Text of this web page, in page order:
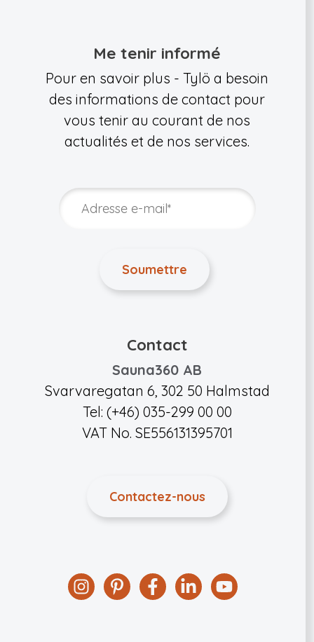
Me tenir informé
Pour en savoir plus - Tylö a besoin
des informations de contact pour
vous tenir au courant de nos
actualités et de nos services.
Contact
Sauna360 AB
Svarvaregatan 6, 302 50 Halmstad
Tel: (+46) 035-299 00 00
VAT No. SE556131395701
Contactez-nous
InstagramPinterestFacebook
LinkedinYouTube